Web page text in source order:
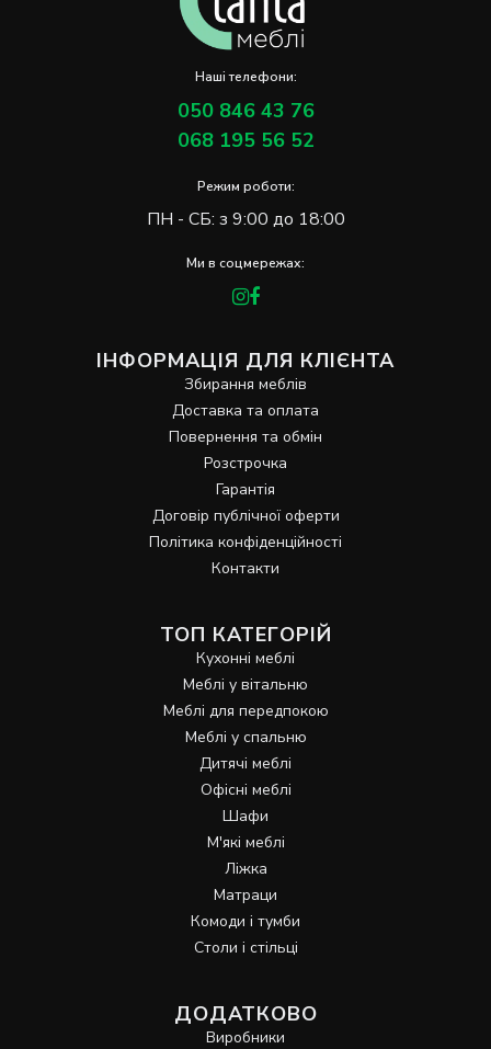
Наші телефони:
050 846 43 76
068 195 56 52
Режим роботи:
ПН - СБ: з 9:00 до 18:00
Ми в соцмережах:
ІНФОРМАЦІЯ ДЛЯ КЛІЄНТА
Збирання меблів
Доставка та оплата
Повернення та обмін
Розстрочка
Гарантія
Договір публічної оферти
Політика конфіденційності
Контакти
ТОП КАТЕГОРІЙ
Кухонні меблі
Меблі у вітальню
Меблі для передпокою
Меблі у спальню
Дитячі меблі
Офісні меблі
Шафи
М'які меблі
Ліжка
Матраци
Комоди і тумби
Столи і стільці
ДОДАТКОВО
Виробники